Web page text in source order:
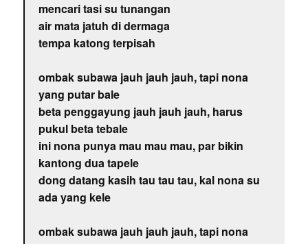
mencari tasi su tunangan
air mata jatuh di dermaga
tempa katong terpisah
ombak subawa jauh jauh jauh, tapi nona
yang putar bale
beta penggayung jauh jauh jauh, harus
pukul beta tebale
ini nona punya mau mau mau, par bikin
kantong dua tapele
dong datang kasih tau tau tau, kal nona su
ada yang kele
ombak subawa jauh jauh jauh, tapi nona